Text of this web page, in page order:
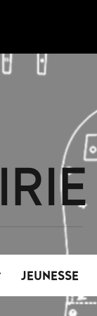
JEUNESSE